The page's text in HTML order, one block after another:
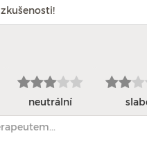
neutrální